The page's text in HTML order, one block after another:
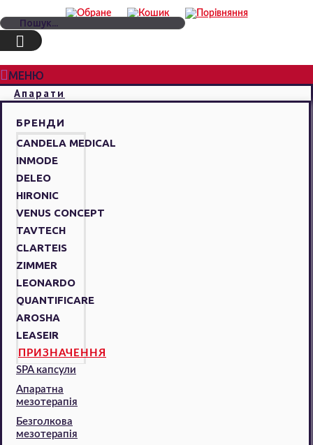
МЕНЮ
Апарати
БРЕНДИ
CANDELA MEDICAL
INMODE
DELEO
HIRONIC
VENUS CONCEPT
TAVTECH
CLARTEIS
ZIMMER
LEONARDO
QUANTIFICARE
AROSHA
LEASEIR
ПРИЗНАЧЕННЯ
SPA капсули
Апаратна
мезотерапія
Безголкова
мезотерапія